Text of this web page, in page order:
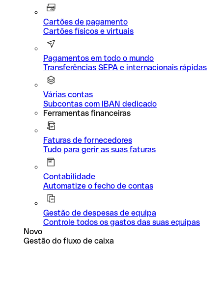
Cartões de pagamento
Cartões físicos e virtuais
Pagamentos em todo o mundo
Transferências SEPA e internacionais rápidas
Várias contas
Subcontas com IBAN dedicado
Ferramentas financeiras
Faturas de fornecedores
Tudo para gerir as suas faturas
Contabilidade
Automatize o fecho de contas
Gestão de despesas de equipa
Controle todos os gastos das suas equipas
Novo
Gestão do fluxo de caixa